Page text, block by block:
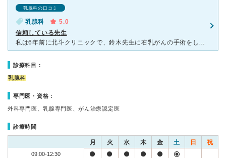
乳腺科の口コミ
乳腺科
5.0
信頼している先生
私は6年前に北斗クリニックで、鈴木先生に右乳がんの手術をして頂きました。先生は、私の不安や疑問に的確に答えてくださり、信頼して治療を受け、退院し、現在も診察していただいています。そして、今年春からは、
診療科目：
乳腺科
専門医・資格：
外科専門医、乳腺専門医、がん治療認定医
診療時間
月 火 水 木 金 土 日 祝
09:00-12:30